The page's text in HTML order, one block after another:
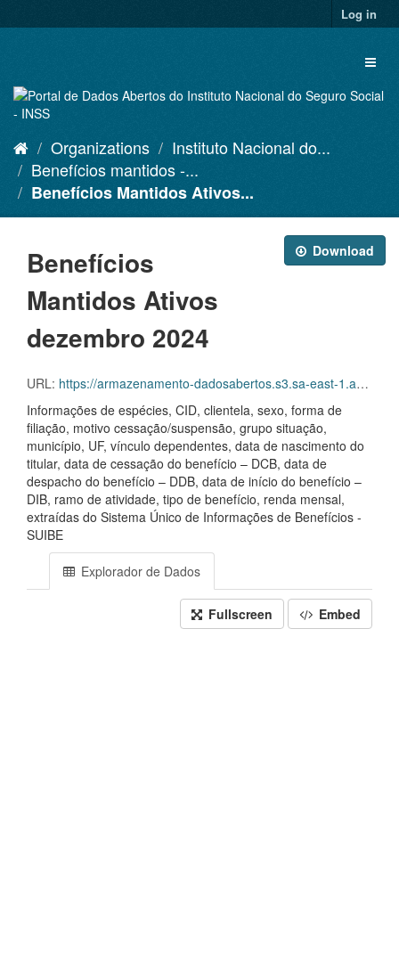
to
Log in
Organizations
Instituto Nacional do...
Benefícios mantidos -...
Benefícios Mantidos Ativos...
Download
Benefícios
Mantidos Ativos
dezembro 2024
URL: https://armazenamento-dadosabertos.s3.sa-east-1.amazonaws.com/PDA_2023_2025/Grupos_de_dados/Benef%C3%ADcios+mantidos/D.SDA.PDA.004.MANATIVOS.202412.CVS.ZIP
Informações de espécies, CID, clientela, sexo, forma de
filiação, motivo cessação/suspensão, grupo situação,
município, UF, vínculo dependentes, data de nascimento do
titular, data de cessação do benefício – DCB, data de
despacho do benefício – DDB, data de início do benefício –
DIB, ramo de atividade, tipo de benefício, renda mensal,
extraídas do Sistema Único de Informações de Benefícios -
SUIBE
Explorador de Dados
Fullscreen Embed